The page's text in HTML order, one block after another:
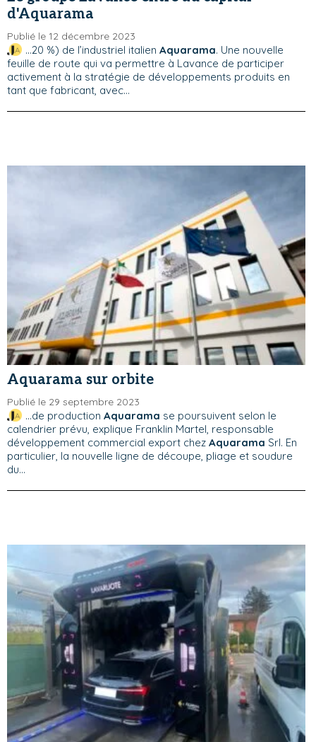
d'Aquarama
Publié le 12 décembre 2023
...20 %) de l’industriel italien Aquarama. Une nouvelle
feuille de route qui va permettre à Lavance de participer
activement à la stratégie de développements produits en
tant que fabricant, avec...
Aquarama sur orbite
Publié le 29 septembre 2023
...de production Aquarama se poursuivent selon le
calendrier prévu, explique Franklin Martel, responsable
développement commercial export chez Aquarama Srl. En
particulier, la nouvelle ligne de découpe, pliage et soudure
du...